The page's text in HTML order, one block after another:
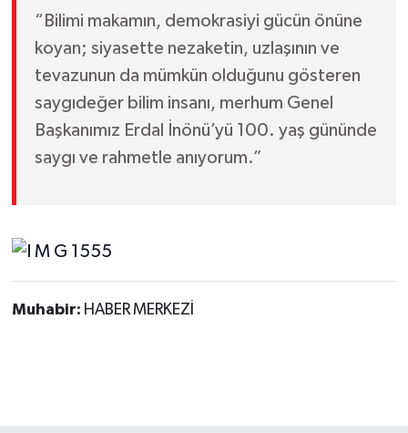
“Bilimi makamın, demokrasiyi gücün önüne
koyan; siyasette nezaketin, uzlaşının ve
tevazunun da mümkün olduğunu gösteren
saygıdeğer bilim insanı, merhum Genel
Başkanımız Erdal İnönü’yü 100. yaş gününde
saygı ve rahmetle anıyorum.”
Muhabir: HABER MERKEZİ